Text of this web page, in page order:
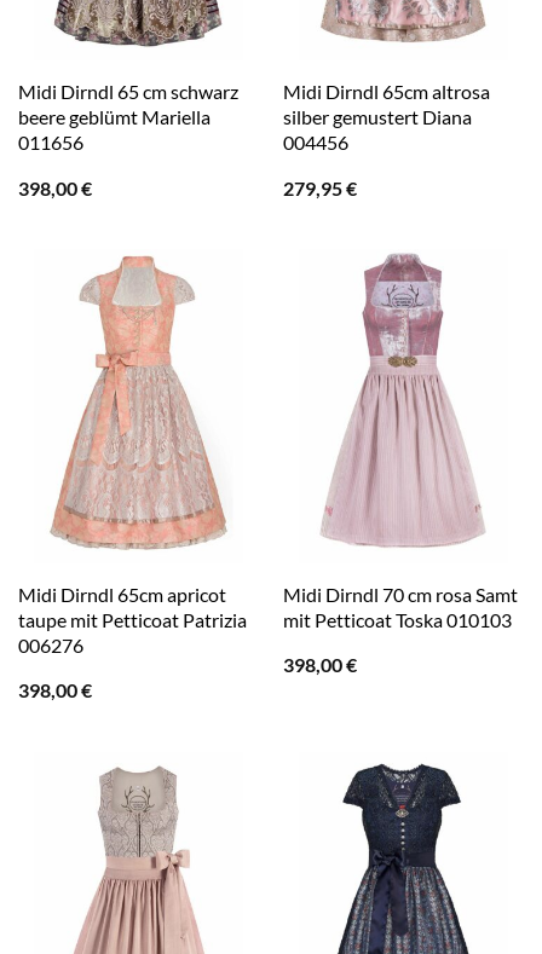
Midi Dirndl 65 cm schwarz
beere geblümt Mariella
011656
398,00€
Midi Dirndl 65cm altrosa
silber gemustert Diana
004456
279,95€
Midi Dirndl 65cm apricot
taupe mit Petticoat Patrizia
006276
398,00€
Midi Dirndl 70 cm rosa Samt
mit Petticoat Toska 010103
398,00€